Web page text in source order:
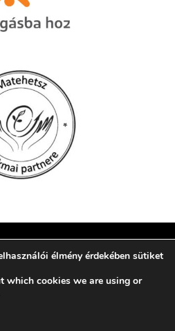
Iskolaközpont, Pécs
tárhely:
élmény érdekében sütiket
which cookies we are using or